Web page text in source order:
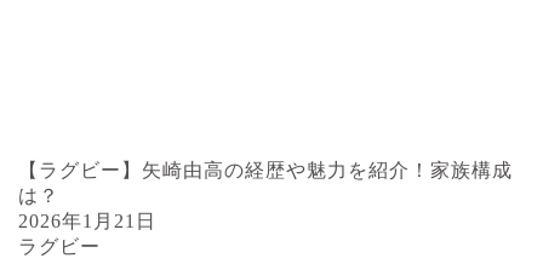
【ラグビー】矢崎由高の経歴や魅力を紹介！家族構成
は？
2026年1月21日
ラグビー